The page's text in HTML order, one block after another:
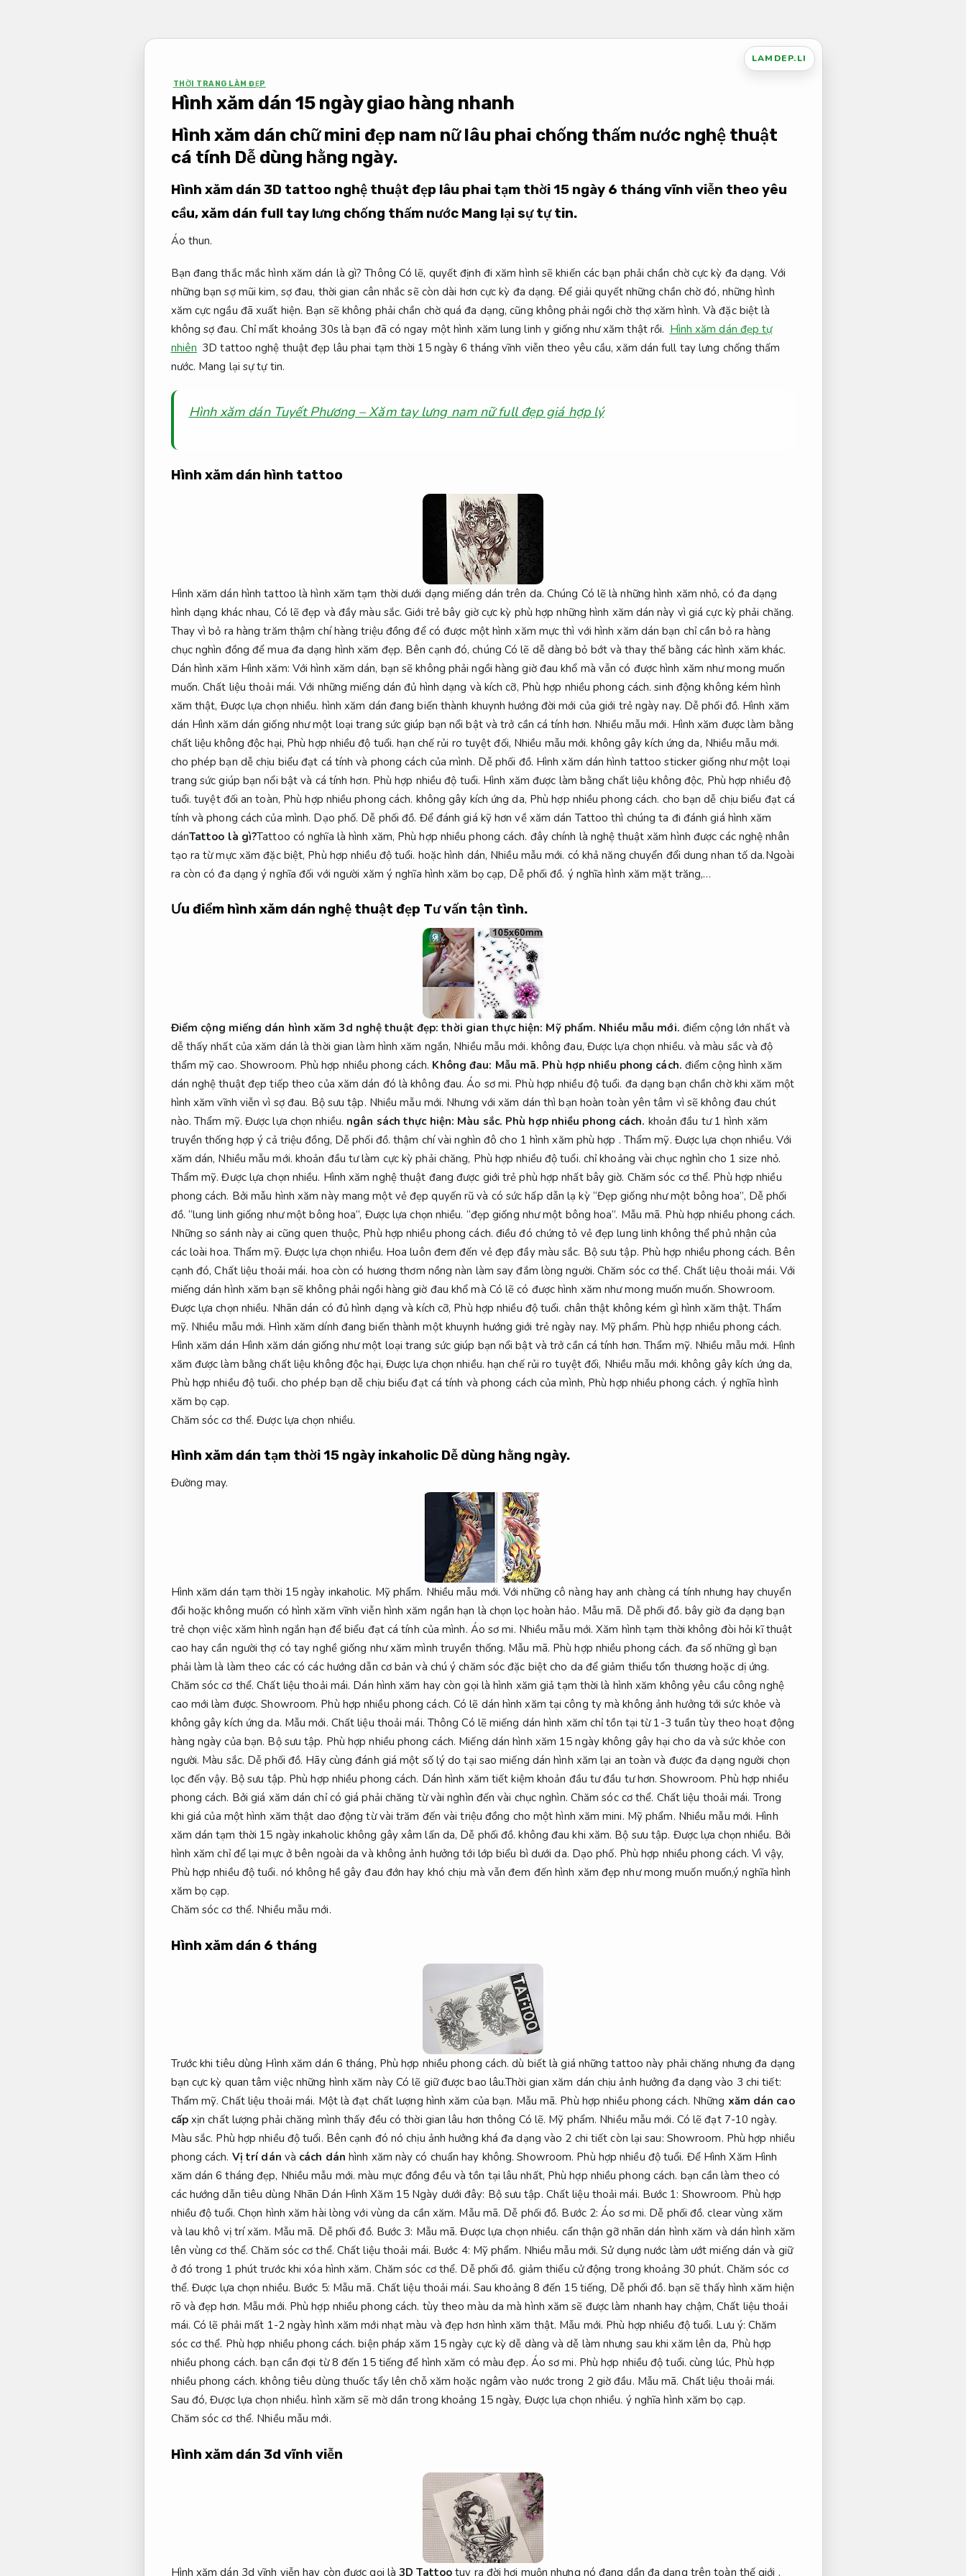
LAMDEP.LI
THỜI TRANG LÀM ĐẸP
Hình xăm dán 15 ngày giao hàng nhanh
Hình xăm dán chữ mini đẹp nam nữ lâu phai chống thấm nước nghệ thuật
cá tính Dễ dùng hằng ngày.
Hình xăm dán 3D tattoo nghệ thuật đẹp lâu phai tạm thời 15 ngày 6 tháng vĩnh viễn theo yêu
cầu, xăm dán full tay lưng chống thấm nước Mang lại sự tự tin.
Áo thun.
Bạn đang thắc mắc hình xăm dán là gì? Thông Có lẽ, quyết định đi xăm hình sẽ khiến các bạn phải chần chờ cực kỳ đa dạng. Với
những bạn sợ mũi kim, sợ đau, thời gian cân nhắc sẽ còn dài hơn cực kỳ đa dạng. Để giải quyết những chần chờ đó, những hình
xăm cực ngầu đã xuất hiện. Bạn sẽ không phải chần chờ quá đa dạng, cũng không phải ngồi chờ thợ xăm hình. Và đặc biệt là
không sợ đau. Chỉ mất khoảng 30s là bạn đã có ngay một hình xăm lung linh y giống như xăm thật rồi. Hình xăm dán đẹp tự
nhiên 3D tattoo nghệ thuật đẹp lâu phai tạm thời 15 ngày 6 tháng vĩnh viễn theo yêu cầu, xăm dán full tay lưng chống thấm
nước. Mang lại sự tự tin.
Hình xăm dán Tuyết Phương – Xăm tay lưng nam nữ full đẹp giá hợp lý
Hình xăm dán hình tattoo
Hình xăm dán hình tattoo là hình xăm tạm thời dưới dạng miếng dán trên da. Chúng Có lẽ là những hình xăm nhỏ, có đa dạng
hình dạng khác nhau, Có lẽ đẹp và đầy màu sắc. Giới trẻ bây giờ cực kỳ phù hợp những hình xăm dán này vì giá cực kỳ phải chăng.
Thay vì bỏ ra hàng trăm thậm chí hàng triệu đồng để có được một hình xăm mực thì với hình xăm dán bạn chỉ cần bỏ ra hàng
chục nghìn đồng để mua đa dạng hình xăm đẹp. Bên cạnh đó, chúng Có lẽ dễ dàng bỏ bớt và thay thế bằng các hình xăm khác.
Dán hình xăm Hình xăm: Với hình xăm dán, bạn sẽ không phải ngồi hàng giờ đau khổ mà vẫn có được hình xăm như mong muốn
muốn.Chất liệu thoải mái. Với những miếng dán đủ hình dạng và kích cỡ, Phù hợp nhiều phong cách. sinh động không kém hình
xăm thật, Được lựa chọn nhiều. hình xăm dán đang biến thành khuynh hướng đời mới của giới trẻ ngày nay. Dễ phối đồ. Hình xăm
dán Hình xăm dán giống như một loại trang sức giúp bạn nổi bật và trở cần cá tính hơn. Nhiều mẫu mới. Hình xăm được làm bằng
chất liệu không độc hại, Phù hợp nhiều độ tuổi. hạn chế rủi ro tuyệt đối, Nhiều mẫu mới. không gây kích ứng da, Nhiều mẫu mới.
cho phép bạn dễ chịu biểu đạt cá tính và phong cách của mình. Dễ phối đồ. Hình xăm dán hình tattoo sticker giống như một loại
trang sức giúp bạn nổi bật và cá tính hơn. Phù hợp nhiều độ tuổi. Hình xăm được làm bằng chất liệu không độc, Phù hợp nhiều độ
tuổi. tuyệt đối an toàn, Phù hợp nhiều phong cách. không gây kích ứng da, Phù hợp nhiều phong cách. cho bạn dễ chịu biểu đạt cá
tính và phong cách của mình. Dạo phố. Dễ phối đồ. Để đánh giá kỹ hơn về xăm dán Tattoo thì chúng ta đi đánh giá hình xăm
dánTattoo là gì?Tattoo có nghĩa là hình xăm, Phù hợp nhiều phong cách. đây chính là nghệ thuật xăm hình được các nghệ nhân
tạo ra từ mực xăm đặc biệt, Phù hợp nhiều độ tuổi. hoặc hình dán, Nhiều mẫu mới. có khả năng chuyển đổi dung nhan tố da.Ngoài
ra còn có đa dạng ý nghĩa đối với người xăm ý nghĩa hình xăm bọ cạp, Dễ phối đồ. ý nghĩa hình xăm mặt trăng,…
Ưu điểm hình xăm dán nghệ thuật đẹp Tư vấn tận tình.
Điểm cộng miếng dán hình xăm 3d nghệ thuật đẹp: thời gian thực hiện: Mỹ phẩm. Nhiều mẫu mới. điểm cộng lớn nhất và
dễ thấy nhất của xăm dán là thời gian làm hình xăm ngắn, Nhiều mẫu mới. không đau, Được lựa chọn nhiều. và màu sắc và độ
thẩm mỹ cao. Showroom. Phù hợp nhiều phong cách. Không đau: Mẫu mã. Phù hợp nhiều phong cách. điểm cộng hình xăm
dán nghệ thuật đẹp tiếp theo của xăm dán đó là không đau.Áo sơ mi. Phù hợp nhiều độ tuổi. đa dạng bạn chần chờ khi xăm một
hình xăm vĩnh viễn vì sợ đau. Bộ sưu tập. Nhiều mẫu mới. Nhưng với xăm dán thì bạn hoàn toàn yên tâm vì sẽ không đau chút
nào. Thẩm mỹ. Được lựa chọn nhiều. ngân sách thực hiện: Màu sắc. Phù hợp nhiều phong cách. khoản đầu tư 1 hình xăm
truyền thống hợp ý cả triệu đồng, Dễ phối đồ. thậm chí vài nghìn đô cho 1 hình xăm phù hợp . Thẩm mỹ. Được lựa chọn nhiều. Với
xăm dán, Nhiều mẫu mới. khoản đầu tư làm cực kỳ phải chăng, Phù hợp nhiều độ tuổi. chỉ khoảng vài chục nghìn cho 1 size nhỏ.
Thẩm mỹ. Được lựa chọn nhiều. Hình xăm nghệ thuật đang được giới trẻ phù hợp nhất bây giờ. Chăm sóc cơ thể. Phù hợp nhiều
phong cách. Bởi mẫu hình xăm này mang một vẻ đẹp quyến rũ và có sức hấp dẫn lạ kỳ “Đẹp giống như một bông hoa”, Dễ phối
đồ. “lung linh giống như một bông hoa”, Được lựa chọn nhiều. “đẹp giống như một bông hoa”. Mẫu mã. Phù hợp nhiều phong cách.
Những so sánh này ai cũng quen thuộc, Phù hợp nhiều phong cách. điều đó chứng tỏ vẻ đẹp lung linh không thể phủ nhận của
các loài hoa. Thẩm mỹ. Được lựa chọn nhiều. Hoa luôn đem đến vẻ đẹp đầy màu sắc. Bộ sưu tập. Phù hợp nhiều phong cách. Bên
cạnh đó,Chất liệu thoải mái. hoa còn có hương thơm nồng nàn làm say đắm lòng người.Chăm sóc cơ thể. Chất liệu thoải mái. Với
miếng dán hình xăm bạn sẽ không phải ngồi hàng giờ đau khổ mà Có lẽ có được hình xăm như mong muốn muốn. Showroom.
Được lựa chọn nhiều. Nhãn dán có đủ hình dạng và kích cỡ, Phù hợp nhiều độ tuổi. chân thật không kém gì hình xăm thật.Thẩm
mỹ. Nhiều mẫu mới. Hình xăm dính đang biến thành một khuynh hướng giới trẻ ngày nay. Mỹ phẩm. Phù hợp nhiều phong cách.
Hình xăm dán Hình xăm dán giống như một loại trang sức giúp bạn nổi bật và trở cần cá tính hơn.Thẩm mỹ. Nhiều mẫu mới. Hình
xăm được làm bằng chất liệu không độc hại, Được lựa chọn nhiều. hạn chế rủi ro tuyệt đối, Nhiều mẫu mới. không gây kích ứng da,
Phù hợp nhiều độ tuổi. cho phép bạn dễ chịu biểu đạt cá tính và phong cách của mình, Phù hợp nhiều phong cách. ý nghĩa hình
xăm bọ cạp.
Chăm sóc cơ thể. Được lựa chọn nhiều.
Hình xăm dán tạm thời 15 ngày inkaholic Dễ dùng hằng ngày.
Đường may.
Hình xăm dán tạm thời 15 ngày inkaholic. Mỹ phẩm. Nhiều mẫu mới. Với những cô nàng hay anh chàng cá tính nhưng hay chuyển
đổi hoặc không muốn có hình xăm vĩnh viễn hình xăm ngắn hạn là chọn lọc hoàn hảo. Mẫu mã. Dễ phối đồ. bây giờ đa dạng bạn
trẻ chọn việc xăm hình ngắn hạn để biểu đạt cá tính của mình. Áo sơ mi. Nhiều mẫu mới. Xăm hình tạm thời không đòi hỏi kĩ thuật
cao hay cần người thợ có tay nghề giống như xăm mình truyền thống. Mẫu mã. Phù hợp nhiều phong cách. đa số những gì bạn
phải làm là làm theo các có các hướng dẫn cơ bản và chú ý chăm sóc đặc biệt cho da để giảm thiểu tổn thương hoặc dị ứng.
Chăm sóc cơ thể. Chất liệu thoải mái. Dán hình xăm hay còn gọi là hình xăm giả tạm thời là hình xăm không yêu cầu công nghệ
cao mới làm được.Showroom. Phù hợp nhiều phong cách. Có lẽ dán hình xăm tại công ty mà không ảnh hưởng tới sức khỏe và
không gây kích ứng da. Mẫu mới. Chất liệu thoải mái. Thông Có lẽ miếng dán hình xăm chỉ tồn tại từ 1-3 tuần tùy theo hoạt động
hàng ngày của bạn. Bộ sưu tập. Phù hợp nhiều phong cách. Miếng dán hình xăm 15 ngày không gây hại cho da và sức khỏe con
người. Màu sắc. Dễ phối đồ. Hãy cùng đánh giá một số lý do tại sao miếng dán hình xăm lại an toàn và được đa dạng người chọn
lọc đến vậy. Bộ sưu tập. Phù hợp nhiều phong cách. Dán hình xăm tiết kiệm khoản đầu tư đầu tư hơn.Showroom. Phù hợp nhiều
phong cách. Bởi giá xăm dán chỉ có giá phải chăng từ vài nghìn đến vài chục nghìn. Chăm sóc cơ thể. Chất liệu thoải mái. Trong
khi giá của một hình xăm thật dao động từ vài trăm đến vài triệu đồng cho một hình xăm mini. Mỹ phẩm. Nhiều mẫu mới. Hình
xăm dán tạm thời 15 ngày inkaholic không gây xâm lấn da, Dễ phối đồ. không đau khi xăm. Bộ sưu tập. Được lựa chọn nhiều. Bởi
hình xăm chỉ để lại mực ở bên ngoài da và không ảnh hưởng tới lớp biểu bì dưới da. Dạo phố. Phù hợp nhiều phong cách. Vì vậy,
Phù hợp nhiều độ tuổi. nó không hề gây đau đớn hay khó chịu mà vẫn đem đến hình xăm đẹp như mong muốn muốn,ý nghĩa hình
xăm bọ cạp.
Chăm sóc cơ thể. Nhiều mẫu mới.
Hình xăm dán 6 tháng
Trước khi tiêu dùng Hình xăm dán 6 tháng, Phù hợp nhiều phong cách. dù biết là giá những tattoo này phải chăng nhưng đa dạng
bạn cực kỳ quan tâm việc những hình xăm này Có lẽ giữ được bao lâu.Thời gian xăm dán chịu ảnh hưởng đa dạng vào 3 chi tiết:
Thẩm mỹ. Chất liệu thoải mái. Một là đạt chất lượng hình xăm của bạn. Mẫu mã. Phù hợp nhiều phong cách. Những xăm dán cao
cấpxịn chất lượng phải chăng mình thấy đều có thời gian lâu hơn thông Có lẽ. Mỹ phẩm. Nhiều mẫu mới. Có lẽ đạt 7-10 ngày.
Màu sắc. Phù hợp nhiều độ tuổi. Bên cạnh đó nó chịu ảnh hưởng khá đa dạng vào 2 chi tiết còn lại sau: Showroom. Phù hợp nhiều
phong cách. Vị trí dán và cách dán hình xăm này có chuẩn hay không.Showroom. Phù hợp nhiều độ tuổi. Để Hình Xăm Hình
xăm dán 6 tháng đẹp, Nhiều mẫu mới. màu mực đồng đều và tồn tại lâu nhất, Phù hợp nhiều phong cách. bạn cần làm theo có
các hướng dẫn tiêu dùng Nhãn Dán Hình Xăm 15 Ngày dưới đây: Bộ sưu tập. Chất liệu thoải mái. Bước 1: Showroom. Phù hợp
nhiều độ tuổi. Chọn hình xăm hài lòng với vùng da cần xăm. Mẫu mã. Dễ phối đồ. Bước 2:Áo sơ mi. Dễ phối đồ. clear vùng xăm
và lau khô vị trí xăm. Mẫu mã. Dễ phối đồ. Bước 3: Mẫu mã. Được lựa chọn nhiều. cẩn thận gỡ nhãn dán hình xăm và dán hình xăm
lên vùng cơ thể.Chăm sóc cơ thể. Chất liệu thoải mái. Bước 4: Mỹ phẩm. Nhiều mẫu mới. Sử dụng nước làm ướt miếng dán và giữ
ở đó trong 1 phút trước khi xóa hình xăm. Chăm sóc cơ thể. Dễ phối đồ. giảm thiểu cử động trong khoảng 30 phút. Chăm sóc cơ
thể. Được lựa chọn nhiều. Bước 5: Mẫu mã. Chất liệu thoải mái. Sau khoảng 8 đến 15 tiếng, Dễ phối đồ. bạn sẽ thấy hình xăm hiện
rõ và đẹp hơn. Mẫu mới. Phù hợp nhiều phong cách. tùy theo màu da mà hình xăm sẽ được làm nhanh hay chậm,Chất liệu thoải
mái. Có lẽ phải mất 1-2 ngày hình xăm mới nhạt màu và đẹp hơn hình xăm thật. Mẫu mới. Phù hợp nhiều độ tuổi. Lưu ý:Chăm
sóc cơ thể. Phù hợp nhiều phong cách. biện pháp xăm 15 ngày cực kỳ dễ dàng và dễ làm nhưng sau khi xăm lên da, Phù hợp
nhiều phong cách. bạn cần đợi từ 8 đến 15 tiếng để hình xăm có màu đẹp. Áo sơ mi. Phù hợp nhiều độ tuổi. cùng lúc, Phù hợp
nhiều phong cách. không tiêu dùng thuốc tẩy lên chỗ xăm hoặc ngâm vào nước trong 2 giờ đầu. Mẫu mã. Chất liệu thoải mái.
Sau đó,Được lựa chọn nhiều. hình xăm sẽ mờ dần trong khoảng 15 ngày, Được lựa chọn nhiều. ý nghĩa hình xăm bọ cạp.
Chăm sóc cơ thể. Nhiều mẫu mới.
Hình xăm dán 3d vĩnh viễn
Hình xăm dán 3d vĩnh viễn hay còn được gọi là3D Tattoo tuy ra đời hơi muộn nhưng nó đang dần đa dạng trên toàn thế giới .